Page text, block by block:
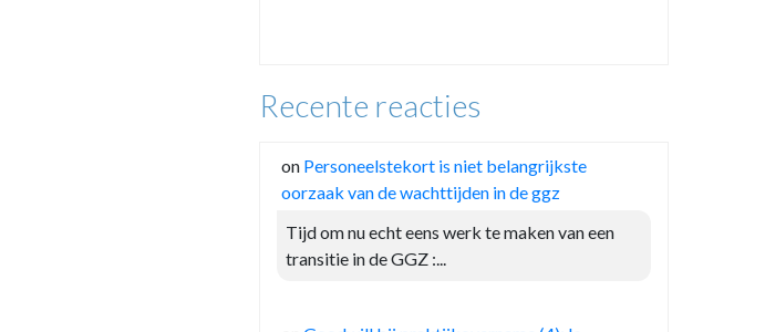
Recente reacties
on Personeelstekort is niet belangrijkste
oorzaak van de wachttijden in de ggz
Tijd om nu echt eens werk te maken van een
transitie in de GGZ :...